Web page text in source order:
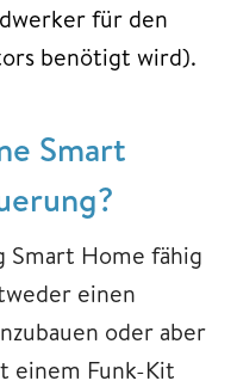
für den
benötigt wird).
Smart
Smart Home fähig
einen
oder aber
einem Funk-Kit